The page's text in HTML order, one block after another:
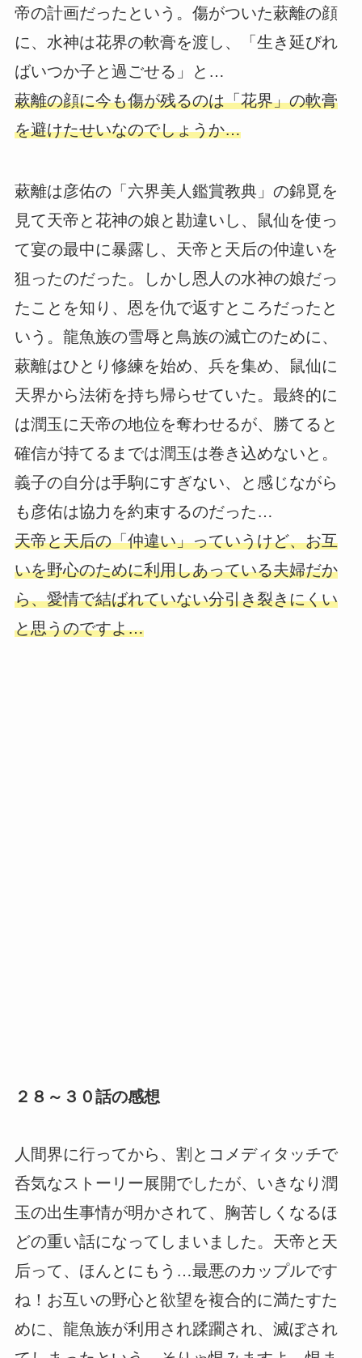
帝の計画だったという。傷がついた蔌離の顔
に、水神は花界の軟膏を渡し、「生き延びれ
ばいつか子と過ごせる」と…
蔌離の顔に今も傷が残るのは「花界」の軟膏
を避けたせいなのでしょうか…
蔌離は彦佑の「六界美人鑑賞教典」の錦覓を
見て天帝と花神の娘と勘違いし、鼠仙を使っ
て宴の最中に暴露し、天帝と天后の仲違いを
狙ったのだった。しかし恩人の水神の娘だっ
たことを知り、恩を仇で返すところだったと
いう。龍魚族の雪辱と鳥族の滅亡のために、
蔌離はひとり修練を始め、兵を集め、鼠仙に
天界から法術を持ち帰らせていた。最終的に
は潤玉に天帝の地位を奪わせるが、勝てると
確信が持てるまでは潤玉は巻き込めないと。
義子の自分は手駒にすぎない、と感じながら
も彦佑は協力を約束するのだった…
天帝と天后の「仲違い」っていうけど、お互
いを野心のために利用しあっている夫婦だか
ら、愛情で結ばれていない分引き裂きにくい
と思うのですよ…
２８～３０話の感想
人間界に行ってから、割とコメディタッチで
呑気なストーリー展開でしたが、いきなり潤
玉の出生事情が明かされて、胸苦しくなるほ
どの重い話になってしまいました。天帝と天
后って、ほんとにもう…最悪のカップルです
ね！お互いの野心と欲望を複合的に満たすた
めに、龍魚族が利用され蹂躙され、滅ぼされ